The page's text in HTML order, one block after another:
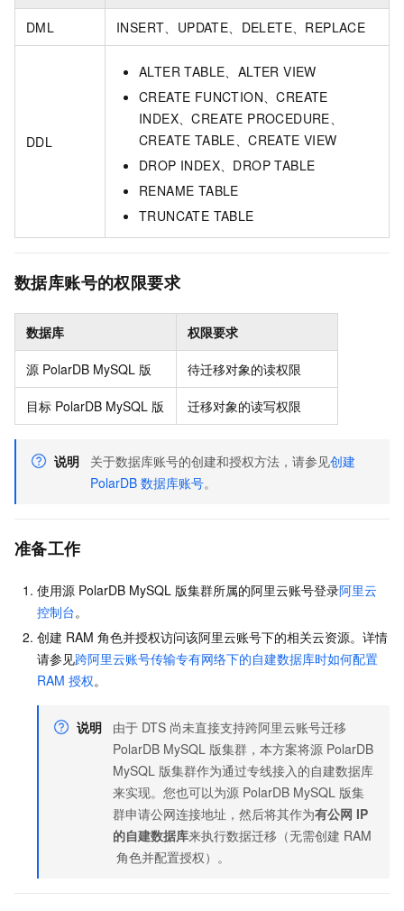
DML INSERT、UPDATE、DELETE、REPLACE
DDL
ALTER TABLE、ALTER VIEW
CREATE FUNCTION、CREATE
INDEX、CREATE PROCEDURE、
CREATE TABLE、CREATE VIEW
DROP INDEX、DROP TABLE
RENAME TABLE
TRUNCATE TABLE
数据库账号的权限要求
数据库 权限要求
源 PolarDB MySQL 版 待迁移对象的读权限
目标 PolarDB MySQL 版 迁移对象的读写权限
说明 关于数据库账号的创建和授权方法，请参见创建
PolarDB 数据库账号。
准备工作
使用源 PolarDB MySQL 版集群所属的阿里云账号登录阿里云
控制台。
创建 RAM 角色并授权访问该阿里云账号下的相关云资源。详情
请参见跨阿里云账号传输专有网络下的自建数据库时如何配置
RAM 授权。
说明 由于 DTS 尚未直接支持跨阿里云账号迁移
PolarDB MySQL 版集群，本方案将源 PolarDB
MySQL 版集群作为通过专线接入的自建数据库
来实现。您也可以为源 PolarDB MySQL 版集
群申请公网连接地址，然后将其作为有公网 IP
的自建数据库来执行数据迁移（无需创建 RAM
角色并配置授权）。